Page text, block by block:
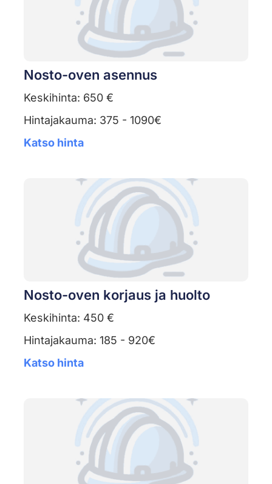
Nosto-oven asennus
Keskihinta: 650 €
Hintajakauma: 375 - 1090€
Katso hinta
Nosto-oven korjaus ja huolto
Keskihinta: 450 €
Hintajakauma: 185 - 920€
Katso hinta